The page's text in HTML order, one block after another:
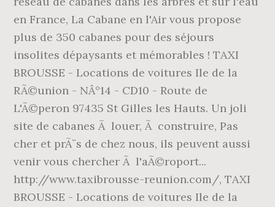
en France, La Cabane en l'Air vous propose
plus de 350 cabanes pour des séjours
insolites dépaysants et mémorables ! TAXI
BROUSSE - Locations de voitures Ile de la
RÃ©union - NÂ°14 - CD10 - Route de
L'Ã©peron 97435 St Gilles les Hauts. Un joli
site de cabanes Ã louer, Ã construire, Pas
cher et prÃ¨s de chez nous, ils peuvent aussi
venir vous chercher Ã l'aÃ©roport...
http://www.taxibrousse-reunion.com/, TAXI
BROUSSE - Locations de voitures Ile de la